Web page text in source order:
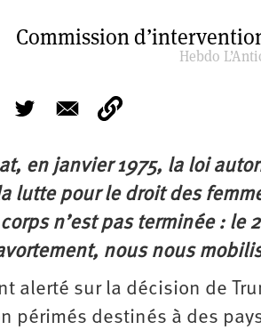
Commission
Hebdo
en janvier 1975, la loi
lutte pour le droit des
n’est pas terminée : le
nous nous
alerté sur la décision de
périmés destinés à des